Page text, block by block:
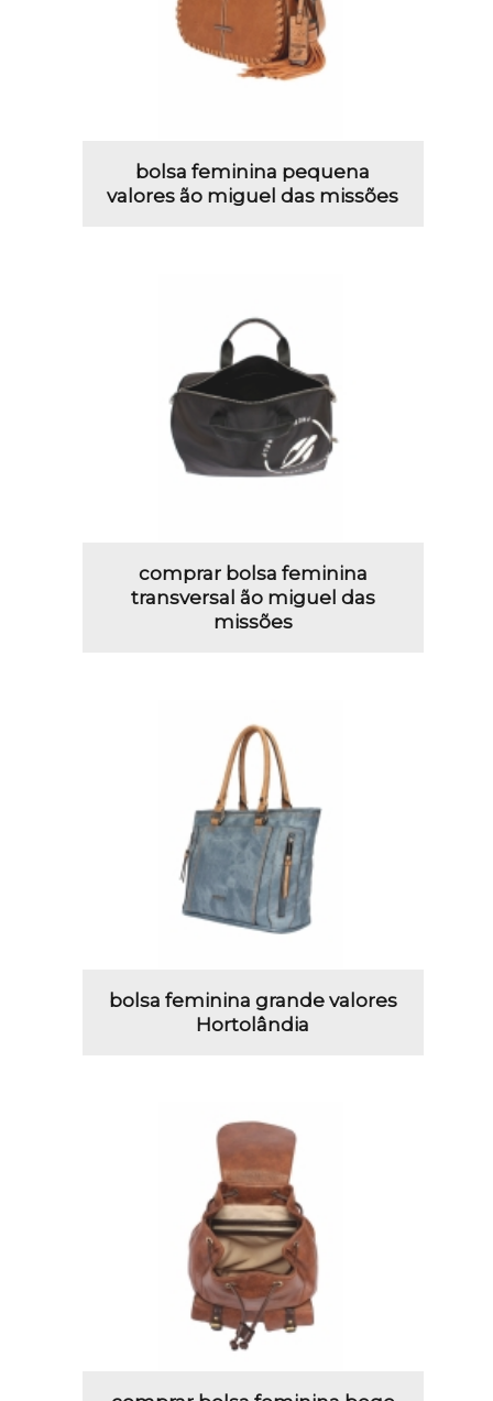
bolsa feminina pequena
valores ão miguel das missões
comprar bolsa feminina
transversal ão miguel das
missões
bolsa feminina grande valores
Hortolândia